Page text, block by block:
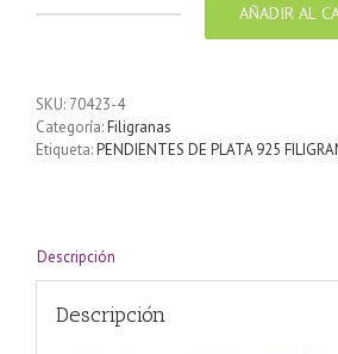
Filigrana
diseño
corazón
AÑADIR AL
SKU: 70423-4
Categoría:Filigranas
Etiqueta:PENDIENTES DE PLATA 925
Descripción
Descripción